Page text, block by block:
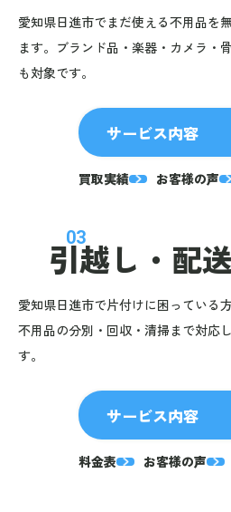
愛知県日進市でまだ使える不用品を
ます。ブランド品・楽器・カメラ・
も対象です。
サービス内容
買取実績 お客様の声
03
引越し・ 配
愛知県日進市で片付けに困っている
不用品の分別・回収・清掃まで対応
す。
サービス内容
料金表 お客様の声